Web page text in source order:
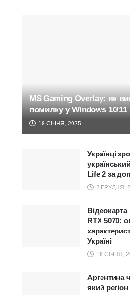
MS Gaming Overlay: як
помилку у Windows 10/11
18 СІЧНЯ, 2025
Українці
Life 2 за
2 ГРУДНЯ,
RTX 5070:
Україні
16 СІЧНЯ,
Аргентина
який